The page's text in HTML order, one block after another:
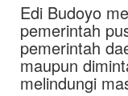
Edi Budoyo
pemerintah
pemerintah
maupun
melindungi